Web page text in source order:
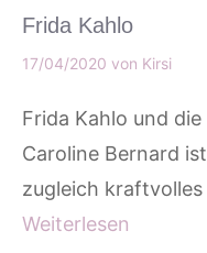
Frida Kahlo
17/04/2020 von Kirsi
Frida Kahlo und
Caroline Bernard
zugleich
Weiterlesen